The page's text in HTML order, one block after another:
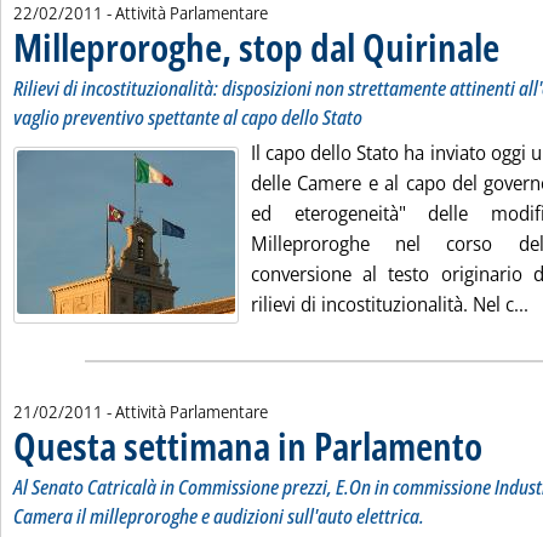
22/02/2011 - Attività Parlamentare
Milleproroghe, stop dal Quirinale
Rilievi di incostituzionalità: disposizioni non strettamente attinenti
vaglio preventivo spettante al capo dello Stato
Il capo dello Stato ha inviato oggi
delle Camere e al capo del
ed eterogeneità" delle
Milleproroghe nel corso
conversione al testo originario
rilievi di incostituzionalità. Nel c...
21/02/2011 - Attività Parlamentare
Questa settimana in Parlamento
Al Senato Catricalà in Commissione prezzi, E.On in commissione
Camera il milleproroghe e audizioni sull'auto elettrica.